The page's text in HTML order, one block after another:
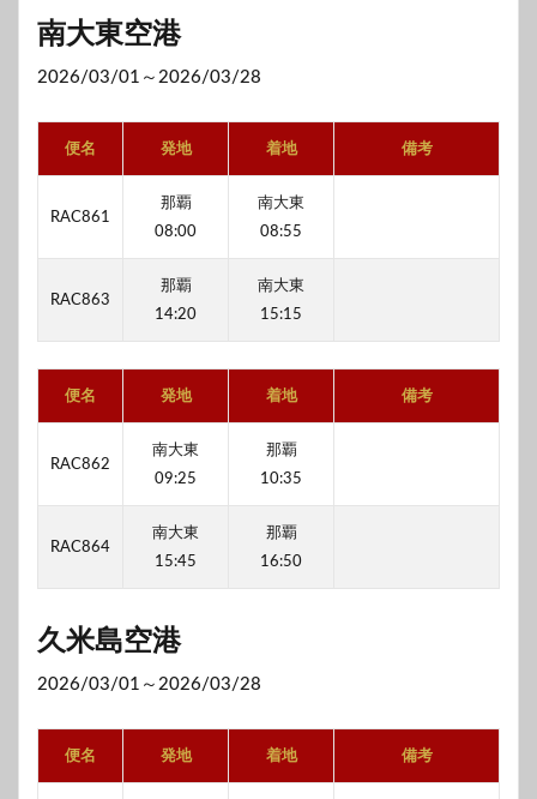
南大東空港
2026/03/01～2026/03/28
便名 発地 着地 備考
RAC861
那覇
08:00
南大東
08:55
RAC863
那覇
14:20
南大東
15:15
便名 発地 着地 備考
RAC862
南大東
09:25
那覇
10:35
RAC864
南大東
15:45
那覇
16:50
久米島空港
2026/03/01～2026/03/28
便名 発地 着地 備考